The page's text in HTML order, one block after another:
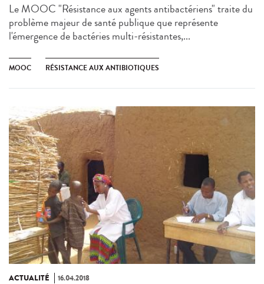
Le MOOC "Résistance aux agents antibactériens" traite du
problème majeur de santé publique que représente
l'émergence de bactéries multi-résistantes,...
MOOC RÉSISTANCE AUX ANTIBIOTIQUES
ACTUALITÉ 16.04.2018